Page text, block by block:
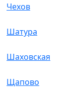
Чехов
Шатура
Шаховская
Щапово